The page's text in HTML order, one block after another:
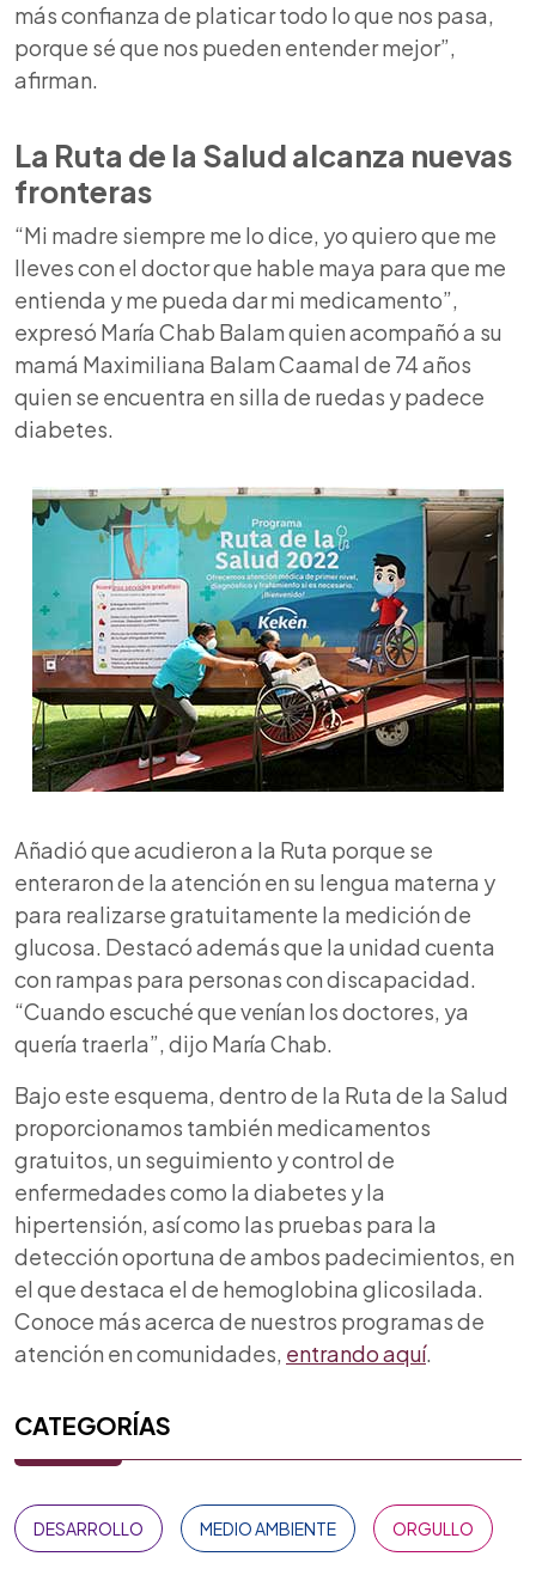
más confianza de platicar todo lo que nos pasa,
porque sé que nos pueden entender mejor”,
afirman.
La Ruta de la Saludalcanza nuevas
fronteras
“Mi madre siempre me lo dice, yo quiero que me
lleves con el doctor que hable maya para que me
entienda y me pueda dar mi medicamento”,
expresó María Chab Balam quien acompañó a su
mamá Maximiliana Balam Caamal de 74 años
quien se encuentra en silla de ruedas y padece
diabetes.
Añadió que acudieron a la Ruta porque se
enteraron de la atención en su lengua materna y
para realizarse gratuitamente la medición de
glucosa. Destacó además que la unidad cuenta
con rampas para personas con discapacidad.
“Cuando escuché que venían los doctores, ya
quería traerla”, dijo María Chab.
Bajo este esquema, dentro de la Ruta de la Salud
proporcionamos también medicamentos
gratuitos, un seguimiento y control de
enfermedades como la diabetes y la
hipertensión, así como las pruebas para la
detección oportuna de ambos padecimientos, en
el que destaca el de hemoglobina glicosilada.
Conoce más acerca de nuestros programas de
atención en comunidades, entrando aquí.
CATEGORÍAS
DESARROLLO MEDIO AMBIENTE ORGULLO